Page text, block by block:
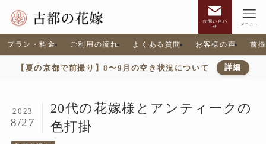
お問い合わ
せ
メニュー
プラン・料金 ご利用の流れ よくある質問 お客様の声 前
【夏の京都で前撮り】8〜9月の空き状況について 詳細
20代の花嫁様とアンティークの
色打掛
2023
8/27